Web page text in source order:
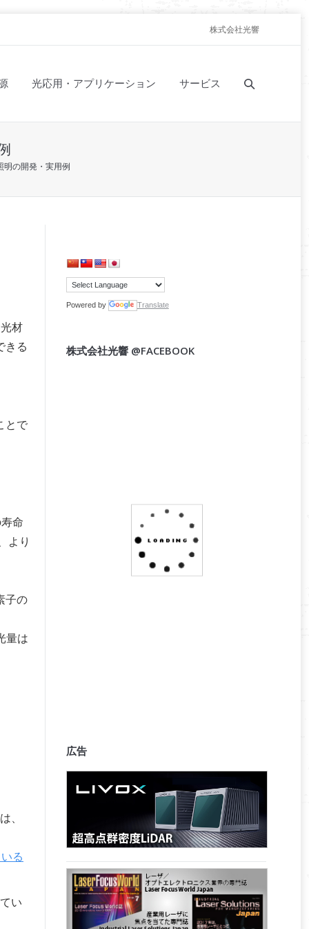
株式会社光響
光応用・アプリケーション サービス
明の開発・実用例
材
きる
とで
命
より
子の
量は
、
る
い
Powered by Translate
株式会社光響 @FACEBOOK
広告